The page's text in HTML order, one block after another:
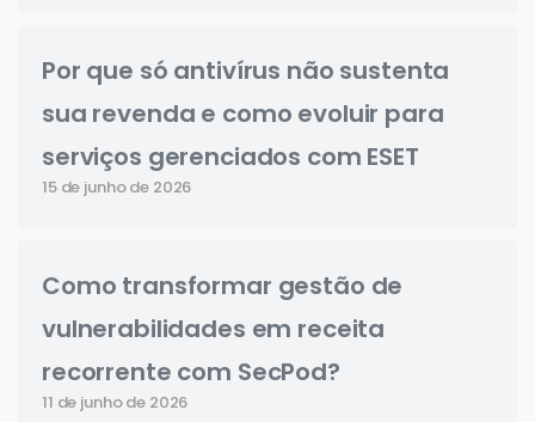
Por que só antivírus não sustenta
sua revenda e como evoluir para
serviços gerenciados com ESET
15 de junho de 2026
Como transformar gestão de
vulnerabilidades em receita
recorrente com SecPod?
11 de junho de 2026